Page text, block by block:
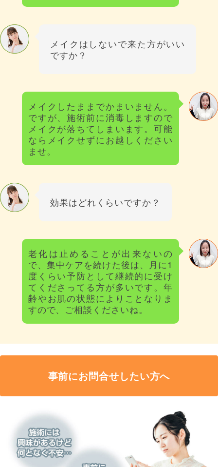
メイクはしないで来た方がいい
ですか？
メイクしたままでかまいません。
ですが、施術前に消毒しますので
メイクが落ちてしまいます。可能
ならメイクせずにお越しください
ませ。
効果はどれくらいですか？
老化は止めることが出来ないの
で、集中ケアを続けた後は、月に1
度くらい予防として継続的に受け
てくださってる方が多いです。年
齢やお肌の状態によりことなりま
すので、ご相談くださいね。
事前にお問合せしたい方へ